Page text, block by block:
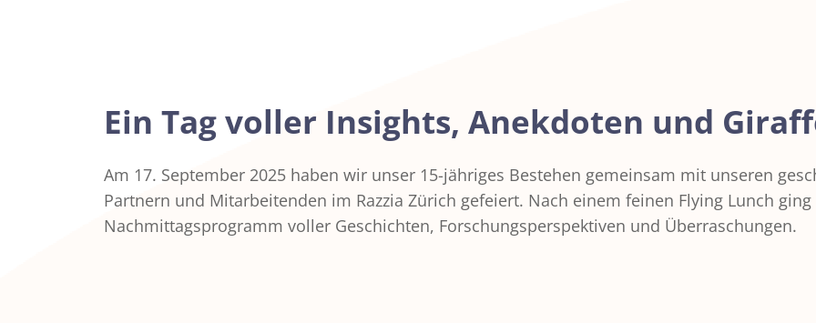
Ein Tag voller Insights, Anekdoten und
Am 17. September 2025 haben wir unser 15-jähriges Bestehen gemeinsam mit unseren
Partnern und Mitarbeitenden im Razzia Zürich gefeiert. Nach einem feinen Flying Lunch
Nachmittagsprogramm voller Geschichten, Forschungsperspektiven und Überraschungen.